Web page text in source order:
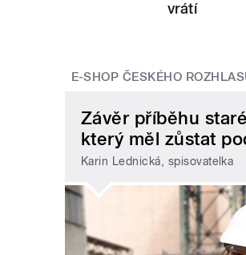
vrátí
E-SHOP ČESKÉHO
Závěr příběhu
který měl zůstat
Karin Lednická, spisovatelka